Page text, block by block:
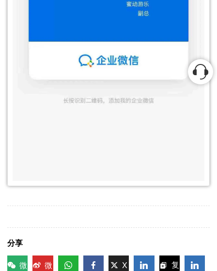
分享
微
微
X
复